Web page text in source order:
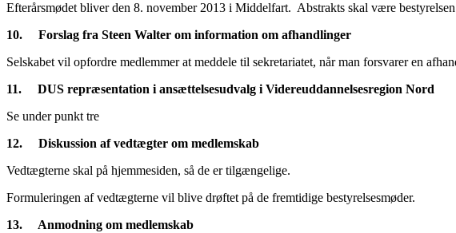
Efterårsmødet bliver den 8. november 2013 i Middelfart. Abstrakts skal være
10. Forslag fra Steen Walter om information om afhandlinger
Selskabet vil opfordre medlemmer at meddele til sekretariatet, når man forsvarer en
11. DUS repræsentation i ansættelsesudvalg i Videreuddannelsesregion Nord
Se under punkt tre
12. Diskussion af vedtægter om medlemskab
Vedtægterne skal på hjemmesiden, så de er tilgængelige.
Formuleringen af vedtægterne vil blive drøftet på de fremtidige bestyrelsesmøder.
13. Anmodning om medlemskab